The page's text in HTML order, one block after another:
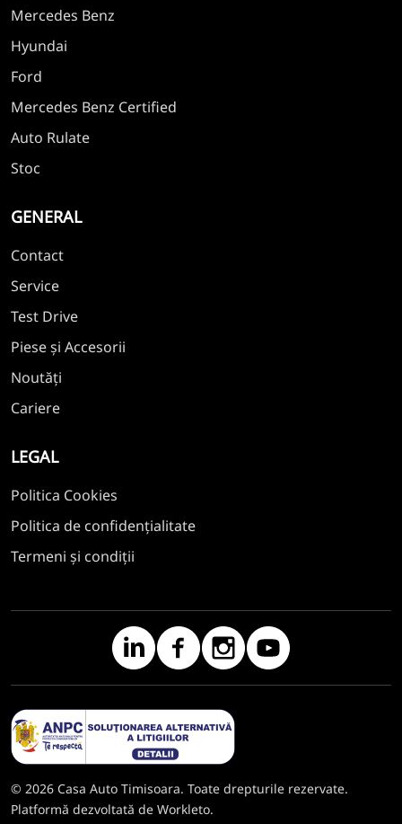
Mercedes Benz
Hyundai
Ford
Mercedes Benz Certified
Auto Rulate
Stoc
GENERAL
Contact
Service
Test Drive
Piese și Accesorii
Noutăți
Cariere
LEGAL
Politica Cookies
Politica de confidențialitate
Termeni și condiții
© 2026 Casa Auto Timisoara. Toate drepturile rezervate.
Platformă dezvoltată de Workleto.